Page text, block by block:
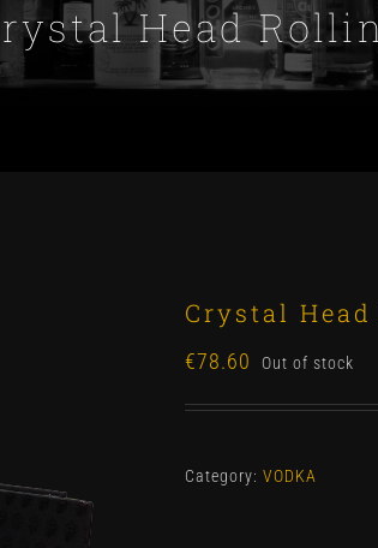
Head
Crystal
€78.60 Out of stock
Category: VODKA